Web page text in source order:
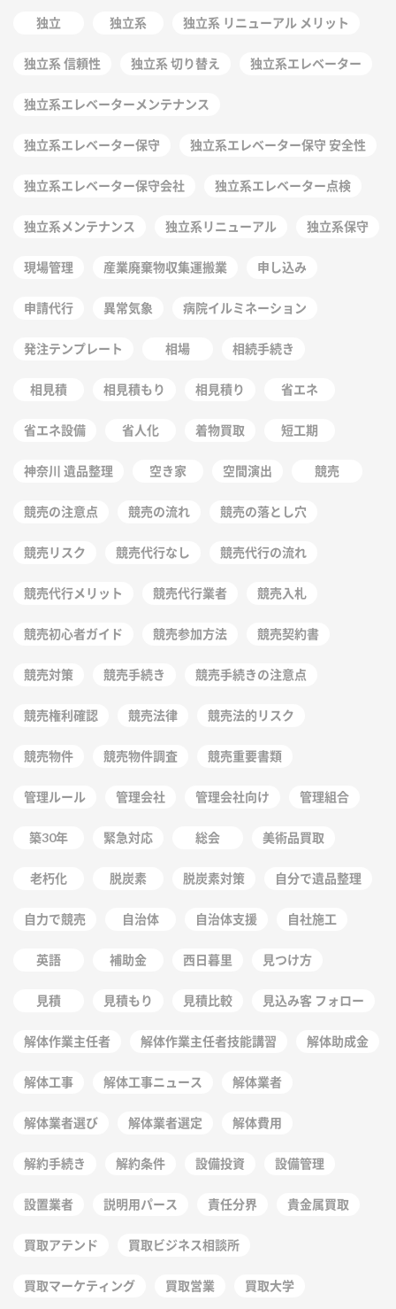
独立 独立系 独立系 リニューアル メリット
独立系 信頼性 独立系 切り替え 独立系エレベーター
独立系エレベーターメンテナンス
独立系エレベーター保守 独立系エレベーター保守 安全性
独立系エレベーター保守会社 独立系エレベーター点検
独立系メンテナンス 独立系リニューアル 独立系保守
現場管理 産業廃棄物収集運搬業 申し込み
申請代行 異常気象 病院イルミネーション
発注テンプレート 相場 相続手続き
相見積 相見積もり 相見積り 省エネ
省エネ設備 省人化 着物買取 短工期
神奈川 遺品整理 空き家 空間演出 競売
競売の注意点 競売の流れ 競売の落とし穴
競売リスク 競売代行なし 競売代行の流れ
競売代行メリット 競売代行業者 競売入札
競売初心者ガイド 競売参加方法 競売契約書
競売対策 競売手続き 競売手続きの注意点
競売権利確認 競売法律 競売法的リスク
競売物件 競売物件調査 競売重要書類
管理ルール 管理会社 管理会社向け 管理組合
築30年 緊急対応 総会 美術品買取
老朽化 脱炭素 脱炭素対策 自分で遺品整理
自力で競売 自治体 自治体支援 自社施工
英語 補助金 西日暮里 見つけ方
見積 見積もり 見積比較 見込み客 フォロー
解体作業主任者 解体作業主任者技能講習 解体助成金
解体工事 解体工事ニュース 解体業者
解体業者選び 解体業者選定 解体費用
解約手続き 解約条件 設備投資 設備管理
設置業者 説明用パース 責任分界 貴金属買取
買取アテンド 買取ビジネス相談所
買取マーケティング 買取営業 買取大学